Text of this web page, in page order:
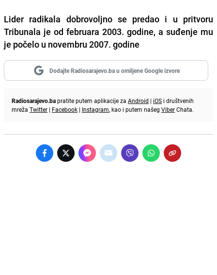
Lider radikala dobrovoljno se predao i u pritvoru
Tribunala je od februara 2003. godine, a suđenje mu
je počelo u novembru 2007. godine
Dodajte Radiosarajevo.ba u omiljene Google izvore
Radiosarajevo.bapratite putem aplikacije za Android | iOS i društvenih
mreža Twitter | Facebook | Instagram, kao i putem našeg ViberChata.